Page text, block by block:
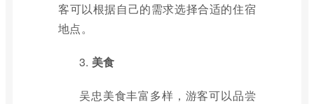
客可以根据自己的需求选择合适的住宿
地点。
3. 美食
吴忠美食丰富多样，游客可以品尝